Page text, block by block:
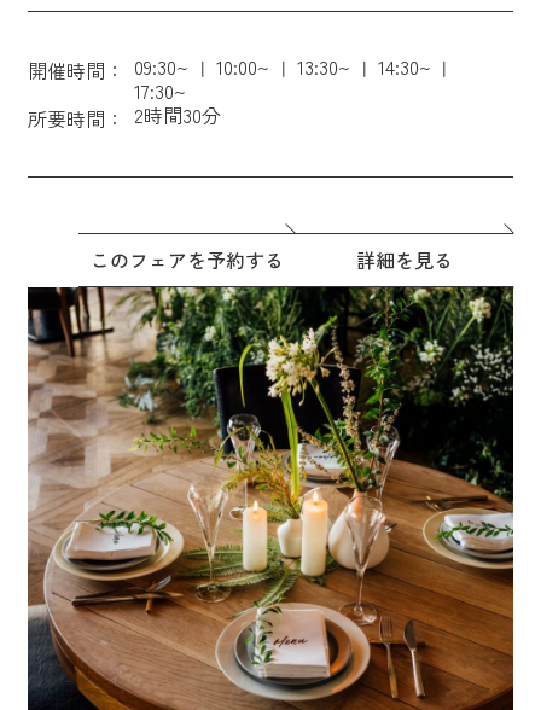
開催時間： 09:30~ 10:00~ 13:30~
14:30~
17:30~
所要時間：
2時間30分
このフェアを予約する 詳細を見る